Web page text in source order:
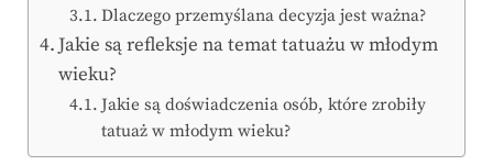
Dlaczego przemyślana decyzja jest ważna?
Jakie są refleksje na temat tatuażu w młodym
wieku?
Jakie są doświadczenia osób, które zrobiły
tatuaż w młodym wieku?